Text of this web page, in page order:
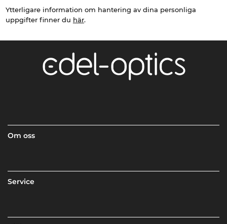
Ytterligare information om hantering av dina personliga
uppgifter finner du här.
Om oss
Service